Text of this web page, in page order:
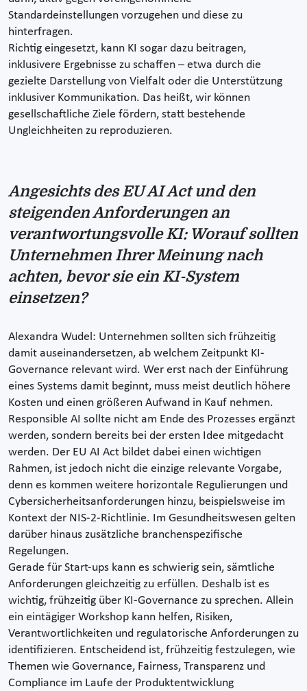
Standardeinstellungen vorzugehen und diese zu
hinterfragen.
Richtig eingesetzt, kann KI sogar dazu beitragen,
inklusivere Ergebnisse zu schaffen – etwa durch die
gezielte Darstellung von Vielfalt oder die Unterstützung
inklusiver Kommunikation. Das heißt, wir können
gesellschaftliche Ziele fördern, statt bestehende
Ungleichheiten zu reproduzieren.
Angesichts des EU AI Act und den
steigenden Anforderungen an
verantwortungsvolle KI: Worauf sollten
Unternehmen Ihrer Meinung nach
achten, bevor sie ein KI-System
einsetzen?
Alexandra Wudel: Unternehmen sollten sich frühzeitig
damit auseinandersetzen, ab welchem Zeitpunkt KI-
Governance relevant wird. Wer erst nach der Einführung
eines Systems damit beginnt, muss meist deutlich höhere
Kosten und einen größeren Aufwand in Kauf nehmen.
Responsible AI sollte nicht am Ende des Prozesses ergänzt
werden, sondern bereits bei der ersten Idee mitgedacht
werden. Der EU AI Act bildet dabei einen wichtigen
Rahmen, ist jedoch nicht die einzige relevante Vorgabe,
denn es kommen weitere horizontale Regulierungen und
Cybersicherheitsanforderungen hinzu, beispielsweise im
Kontext der NIS-2-Richtlinie. Im Gesundheitswesen gelten
darüber hinaus zusätzliche branchenspezifische
Regelungen.
Gerade für Start-ups kann es schwierig sein, sämtliche
Anforderungen gleichzeitig zu erfüllen. Deshalb ist es
wichtig, frühzeitig über KI-Governance zu sprechen. Allein
ein eintägiger Workshop kann helfen, Risiken,
Verantwortlichkeiten und regulatorische Anforderungen zu
identifizieren. Entscheidend ist, frühzeitig festzulegen, wie
Themen wie Governance, Fairness, Transparenz und
Compliance im Laufe der Produktentwicklung